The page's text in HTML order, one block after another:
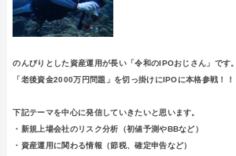
のんびりとした資産運用が長い「令和のIPOおじさん」です。
「老後資金2000万円問題」を切っ掛けにIPOに本格参戦！！
下記テーマを中心に発信していきたいと思います。
・新規上場会社のリスク分析（初値予測やBBなど）
・資産運用に関わる情報（節税、確定申告など）